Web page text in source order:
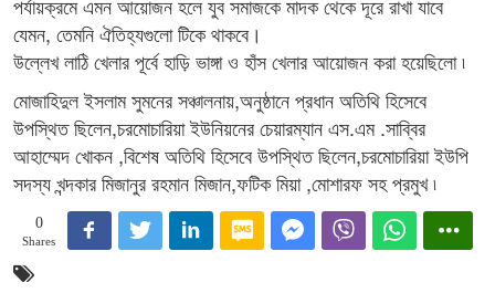
যেমন, তেমনি ঐতিহ্যগুলো টিকে থাকবে।
উল্লেখ লাঠি খেলার পূর্বে হাড়ি ভাঙ্গা ও হাঁস খেলার আয়োজন করা হয়েছিলো ৷
মোজাহিদুল ইসলাম সুমনের সঞ্চালনায়,অনুষ্ঠানে প্রধান অতিথি হিসেবে
উপস্থিত ছিলেন,চরমোচারিয়া ইউনিয়নের চেয়ারম্যান এস.এম .সাব্বির
আহাম্মেদ খোকন ,বিশেষ অতিথি হিসেবে উপস্থিত ছিলেন,চরমোচারিয়া ইউপি
সদস্য খন্দকার মিজানুর রহমান মিজান,ফটিক মিয়া ,মোশারফ সহ প্রমুখ ৷
0
Shares